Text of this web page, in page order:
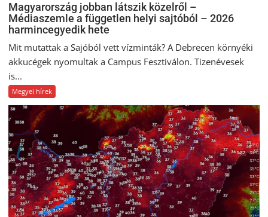
Magyarország jobban látszik közelről –
Médiaszemle a független helyi sajtóból – 2026
harmincegyedik hete
Mit mutattak a Sajóból vett vízminták? A Debrecen környéki
akkucégek nyomultak a Campus Fesztiválon. Tizenévesek
is...
Megyei hírek